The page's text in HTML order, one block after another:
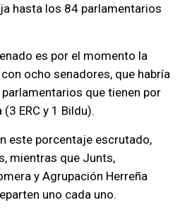
hasta los 84 parlamentarios
es por el momento la
ocho senadores, que habría
que tienen por
ERC y 1 Bildu).
este porcentaje escrutado,
mientras que Junts,
y Agrupación Herreña
uno cada uno.